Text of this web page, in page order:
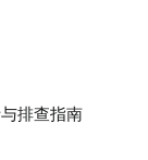
排查指南